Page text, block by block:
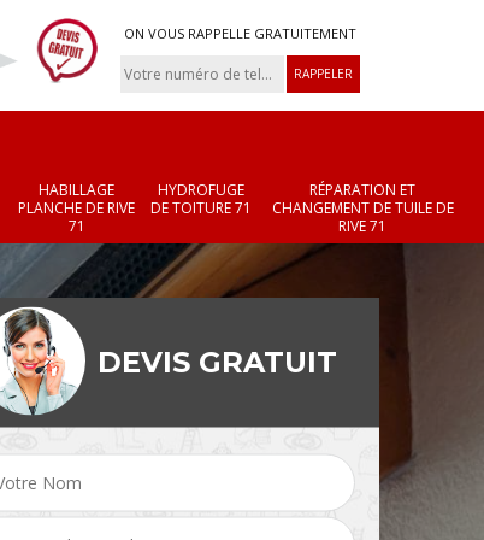
ON VOUS RAPPELLE GRATUITEMENT
HABILLAGE
PLANCHE DE RIVE
71
HYDROFUGE
DE TOITURE 71
RÉPARATION ET
CHANGEMENT DE TUILE DE
RIVE 71
Changement de velux
71
Réparation et
changement de
et faîtage 71
DEVIS GRATUIT